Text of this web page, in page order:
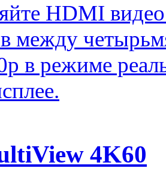
HDMI
между
в режиме
4K60